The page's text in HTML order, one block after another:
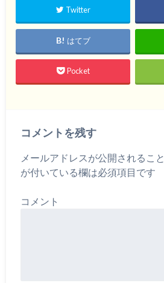
Twitter
はてブ
Pocket
コメントを残す
メールアドレスが公開されるこ
が付いている欄は必須項目です
コメント